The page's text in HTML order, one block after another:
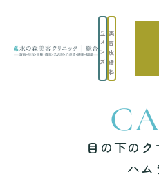
メ
ン
ズ
美
容
皮
膚
科
TOP 症例写真 目の下のク
目の下の
ハム